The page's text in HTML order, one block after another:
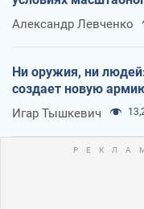
Александр Левченко
Ни оружия, ни
создает новую
Игар Тышкевич